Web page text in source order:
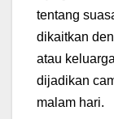
tentang
dikaitkan
atau
dijadikan
malam hari.